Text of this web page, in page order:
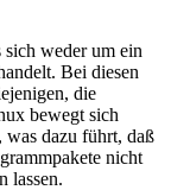
weder um ein
Bei diesen
die
bewegt sich
was dazu führt, daß
nicht
lassen.